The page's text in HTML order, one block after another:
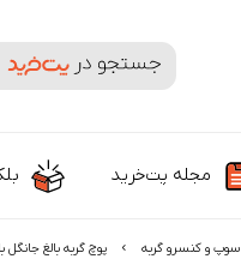
جستجوی محصولات و
مجله پت‌خرید
سوپ و کنسرو گربه پوچ گربه بالغ